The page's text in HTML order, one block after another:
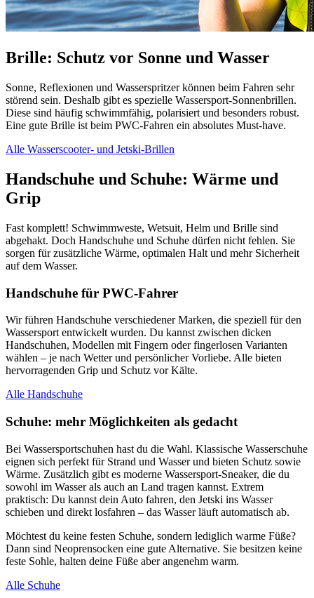
Brille: Schutz vor Sonne und Wasser
Sonne, Reflexionen und Wasserspritzer können beim Fahren sehr
störend sein. Deshalb gibt es spezielle Wassersport-Sonnenbrillen.
Diese sind häufig schwimmfähig, polarisiert und besonders robust.
Eine gute Brille ist beim PWC-Fahren ein absolutes Must-have.
Alle Wasserscooter- und Jetski-Brillen
Handschuhe und Schuhe: Wärme und
Grip
Fast komplett! Schwimmweste, Wetsuit, Helm und Brille sind
abgehakt. Doch Handschuhe und Schuhe dürfen nicht fehlen. Sie
sorgen für zusätzliche Wärme, optimalen Halt und mehr Sicherheit
auf dem Wasser.
Handschuhe für PWC-Fahrer
Wir führen Handschuhe verschiedener Marken, die speziell für den
Wassersport entwickelt wurden. Du kannst zwischen dicken
Handschuhen, Modellen mit Fingern oder fingerlosen Varianten
wählen – je nach Wetter und persönlicher Vorliebe. Alle bieten
hervorragenden Grip und Schutz vor Kälte.
Alle Handschuhe
Schuhe: mehr Möglichkeiten als gedacht
Bei Wassersportschuhen hast du die Wahl. Klassische Wasserschuhe
eignen sich perfekt für Strand und Wasser und bieten Schutz sowie
Wärme. Zusätzlich gibt es moderne Wassersport-Sneaker, die du
sowohl im Wasser als auch an Land tragen kannst. Extrem
praktisch: Du kannst dein Auto fahren, den Jetski ins Wasser
schieben und direkt losfahren – das Wasser läuft automatisch ab.
Möchtest du keine festen Schuhe, sondern lediglich warme Füße?
Dann sind Neoprensocken eine gute Alternative. Sie besitzen keine
feste Sohle, halten deine Füße aber angenehm warm.
Alle Schuhe